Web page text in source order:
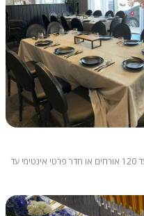
חתונה קטנה באולמי אנאל באזור – אולם בוטיק עד 120 אורחים או חדר פרטי אינטימי עד